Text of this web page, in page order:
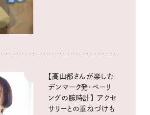
【高山都さんが楽しむ
デンマーク発・ベーリ
ングの腕時計】 アクセ
サリーとの重ねづけも